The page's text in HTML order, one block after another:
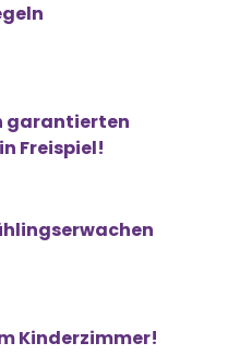
garantierten
Freispiel!
Kinderzimmer!